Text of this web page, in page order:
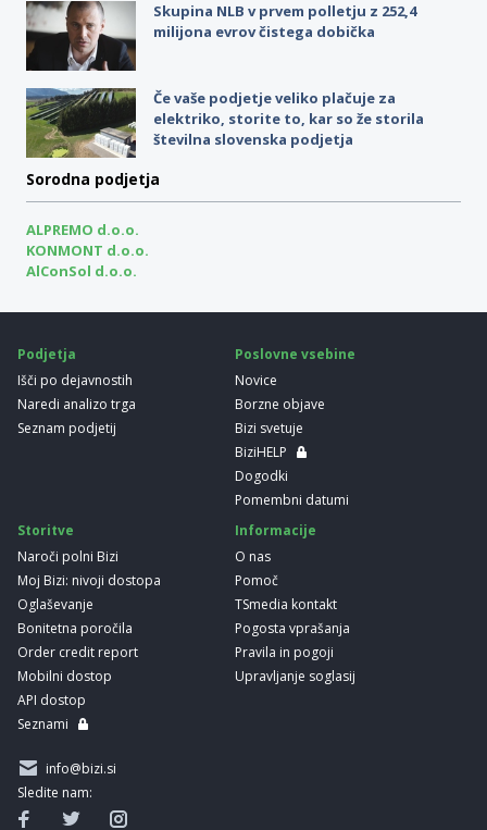
Skupina NLB v prvem polletju z 252,4
milijona evrov čistega dobička
Če vaše podjetje veliko plačuje za
elektriko, storite to, kar so že storila
številna slovenska podjetja
Sorodna podjetja
ALPREMO d.o.o.
KONMONT d.o.o.
AlConSol d.o.o.
Podjetja
Išči po dejavnostih
Naredi analizo trga
Seznam podjetij
Poslovne vsebine
Novice
Borzne objave
Bizi svetuje
BiziHELP
Dogodki
Pomembni datumi
Storitve
Naroči polni Bizi
Moj Bizi: nivoji dostopa
Oglaševanje
Bonitetna poročila
Order credit report
Mobilni dostop
API dostop
Seznami
Informacije
O nas
Pomoč
TSmedia kontakt
Pogosta vprašanja
Pravila in pogoji
Upravljanje soglasij
info@bizi.si
Sledite nam: